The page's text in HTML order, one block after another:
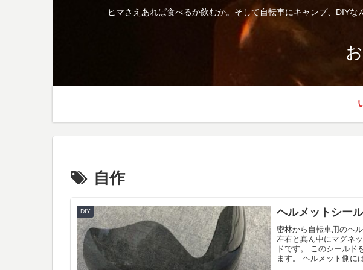
ヒマさえあれば食べるか飲むか。そして自転車にキャンプ、DIY
自作
DIY ヘルメットシー
密林から自転車用のヘ
左右と真ん中にマグネ
ドです。 このシールド
ます。 ヘルメット側に